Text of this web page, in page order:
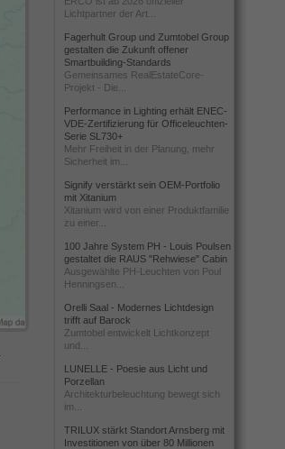
Lichtpartner der Art...
Fagerhult Group und Zumtobel Group
gestalten die Zukunft offener
Smartbuilding-Standards
Gemeinsames RealEstateCore-
Projekt - Die...
Performance in Lighting erhält ENEC-
VDE-Zertifizierung für Officeleuchten-
Serie SL730+
Mehr Freiheit in der Planung, mehr
Sicherheit im...
Signify verstärkt sein OEM-Portfolio
mit Xitanium
Xitanium wird von einer Produktfamilie
zu einer...
100 Jahre System PH - Louis Poulsen
gestaltet die RAUS "Rehwiese" Cabin
Ausgewählte PH-Leuchten von Poul
Henningsen...
Orelli Saal - Modernes Lichtdesign
trifft auf Barock
Zumtobel entwickelt Lichtkonzept
und...
LUNELLE - Poesie aus Licht und
Porzellan
Architekturbeleuchtung bewegt sich
im...
TRILUX stärkt Standort Arnsberg mit
Investitionen von über 80 Millionen